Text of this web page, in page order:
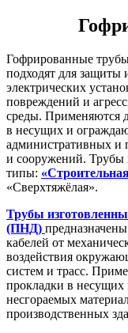
Гофрированные
подходят для защиты
электрических
повреждений и
среды. Применяются
в несущих и
административных и
и сооружений. Трубы
типы:
«Сверхтяжёлая».
Трубы
(ПНД)
кабелей от
воздействия
систем и трасс.
прокладки в
несгораемых
производственных